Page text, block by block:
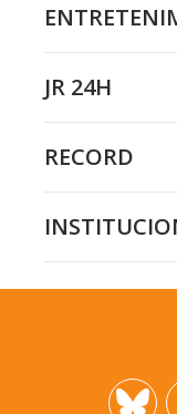
JR 24H
RECORD